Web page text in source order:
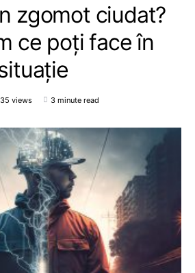
zgomot ciudat?
ce poți face în
views 3 minute read